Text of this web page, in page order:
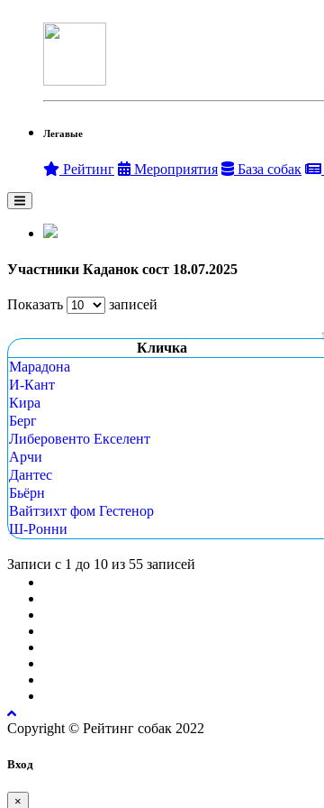
Легавые
Рейтинг Мероприятия База собак
Участники Каданок сост 18.07.2025
Показать
записей
Кличка
Марадона
И-Кант
Кира
Берг
Либеровенто Екселент
Арчи
Дантес
Бьёрн
Вайтзихт фом Гестенор
Ш-Ронни
Записи с 1 до 10 из 55 записей
Copyright © Рейтинг собак 2022
Вход
×